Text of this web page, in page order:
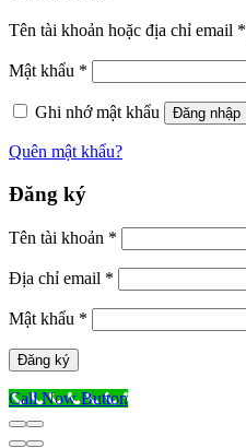
Tên tài khoản hoặc địa chỉ email *
Mật khẩu *
Ghi nhớ mật khẩu Đăng nhập
Quên mật khẩu?
Đăng ký
Tên tài khoản *
Địa chỉ email *
Mật khẩu *
Đăng ký
Call Now Button